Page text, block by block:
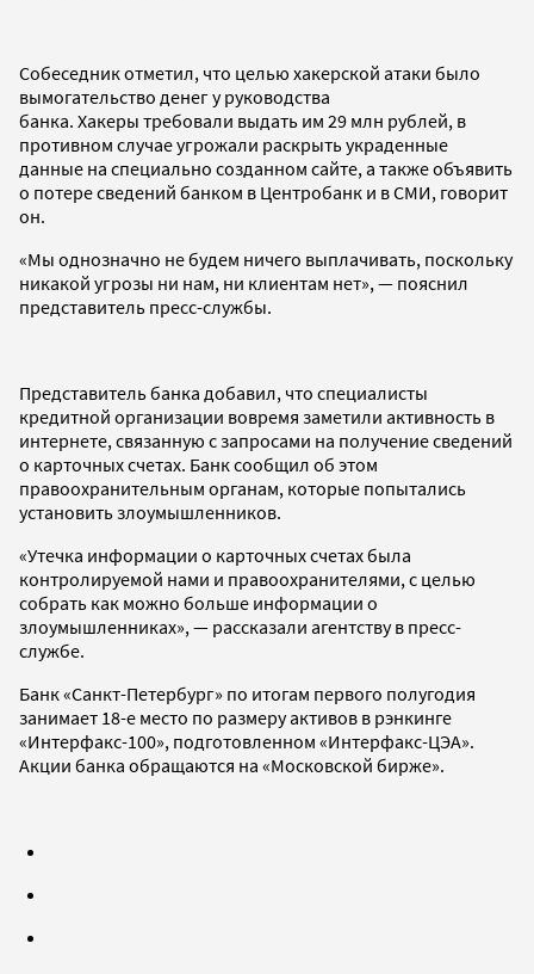
Собеседник отметил, что целью хакерской атаки было
вымогательство денег у руководства
банка. Хакеры требовали выдать им 29 млн рублей, в
противном случае угрожали раскрыть украденные
данные на специально созданном сайте, а также объявить
о потере сведений банком в Центробанк и в СМИ, говорит
он.
«Мы однозначно не будем ничего выплачивать, поскольку
никакой угрозы ни нам, ни клиентам нет», — пояснил
представитель пресс-службы.
Представитель банка добавил, что специалисты
кредитной организации вовремя заметили активность в
интернете, связанную с запросами на получение сведений
о карточных счетах. Банк сообщил об этом
правоохранительным органам, которые попытались
установить злоумышленников.
«Утечка информации о карточных счетах была
контролируемой нами и правоохранителями, с целью
собрать как можно больше информации о
злоумышленниках», — рассказали агентству в пресс-
службе.
Банк «Санкт-Петербург» по итогам первого полугодия
занимает 18-е место по размеру активов в рэнкинге
«Интерфакс-100», подготовленном «Интерфакс-ЦЭА».
Акции банка обращаются на «Московской бирже».